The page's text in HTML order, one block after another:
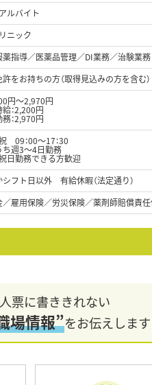
ルバイト
ニック
薬指導／医薬品管理／DI業務／治験業務
をお持ちの方（取得見込みの方を含む）
円～2,970円
：2,200円
：2,970円
09：00～17：30
ち週3～4日勤務
日勤務できる方歓迎
シフト日以外 有給休暇（法定通り）
／雇用保険／労災保険／薬剤師賠償責
票に書ききれない
場情報”をお伝えします